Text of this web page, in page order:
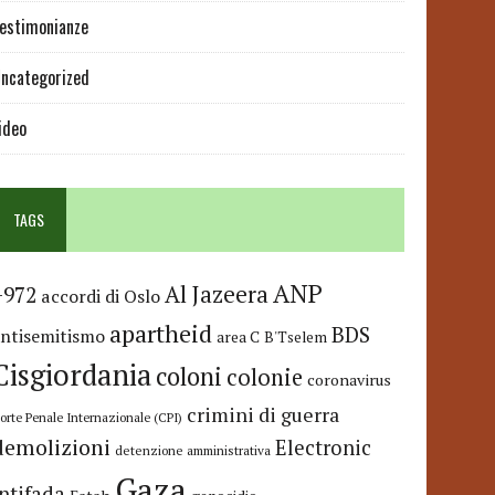
TAGS
accordi di OsloAl JazeeraANP
apartheid area C B'Tselem BDS
coloni colonie coronavirus
Penale Internazionale (CPI) crimini di guerra
detenzione amministrativa Electronic